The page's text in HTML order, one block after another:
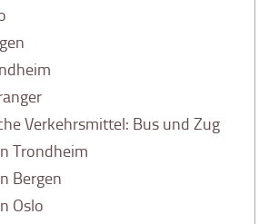
Verkehrsmittel: Bus und Zug
Trondheim
Bergen
Oslo